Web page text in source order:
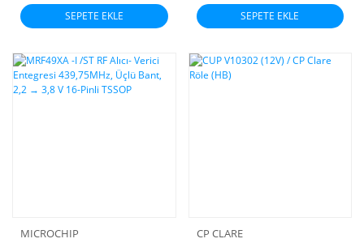
SEPETE EKLE SEPETE EKLE
MICROCHIP
CP CLARE